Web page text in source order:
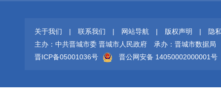
关于我们 | 联系我们 | 网站导航 | 版权声明 |
隐
主办：中共晋城市委 晋城市人民政府
承办：晋城市数据局
晋ICP备05001036号
晋公网安备 14050002000001号